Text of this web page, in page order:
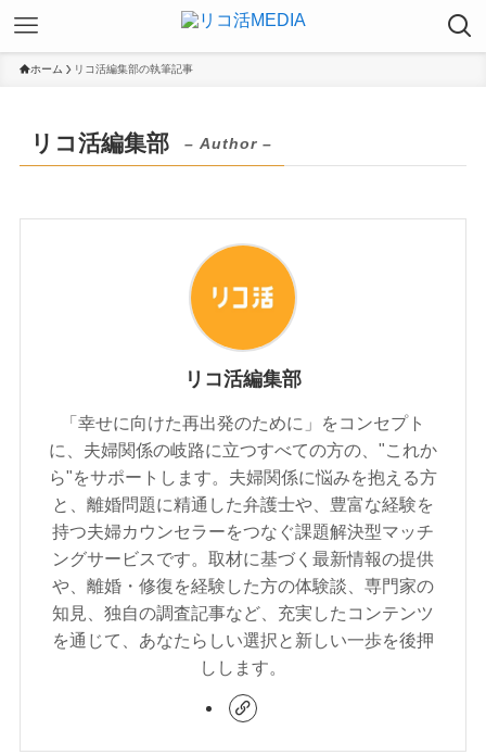
ホーム リコ活編集部の執筆記事
リコ活編集部 – Author –
リコ活編集部
「幸せに向けた再出発のために」をコンセプト
に、夫婦関係の岐路に立つすべての方の、"これか
ら"をサポートします。夫婦関係に悩みを抱える方
と、離婚問題に精通した弁護士や、豊富な経験を
持つ夫婦カウンセラーをつなぐ課題解決型マッチ
ングサービスです。取材に基づく最新情報の提供
や、離婚・修復を経験した方の体験談、専門家の
知見、独自の調査記事など、充実したコンテンツ
を通じて、あなたらしい選択と新しい一歩を後押
しします。